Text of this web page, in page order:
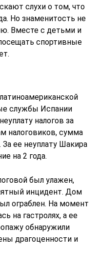
слухи о том, что
Но знаменитость не
Вместе с детьми и
спортивные
службы Испании
налогов за
налоговиков, сумма
ее неуплату Шакира
на 2 года.
был улажен,
инцидент. Дом
ограблен. На момент
на гастролях, а ее
обнаружили
драгоценности и